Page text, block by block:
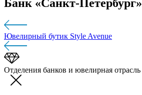
Банк «Санкт-Петербург»
Ювелирный бутик Style Avenue
Отделения банков и ювелирная отрасль